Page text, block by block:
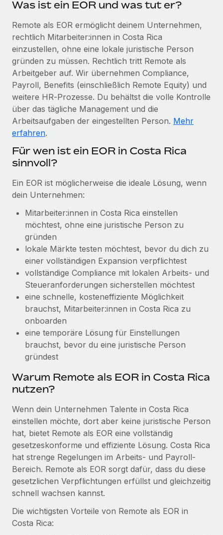
Background-Checks
Compliance Watchtower
Lückenlose Compliance
Geräteverwaltung
Globale Bereitstellung und Verfolgung von IT-
Geräten
Gründung von Niederlassungen
Schnelle, rechtssichere Gründung von
Mobilität und Relocation
Benefits
Mühelose Verwaltung von Benefits
FALLSTUDIEN
So hat der KI-Vorreiter Weaviate sein Team mit
Remote um 120 % vergrößert
Weaviate auf einen Blick Weaviate entwickelt KI-basierte
Open-Source-Infrastrukturen. Das...
Mehr erfahren
Strategische Partnerschaft zwischen
Reverse Tech und Remote für Contractor
Management und Payroll
Reverse Tech auf einen Blick Das Gesundheits- und
Wellness-Startup Reverse Tech hat das globale...
Mehr erfahren
BLOG
Globale Payroll
EOR und PEO
Contractor Management
Den Blog erkunden
BLOG
Gusto und Zero und Contractor Management
Plus
Auch im neuen Jahr wollen wir bei Remote Unternehmen
aller Größen dabei unterstützen, die beste...
Mehr erfahren
Wie Phiture 55 Mitarbeiter:innen in 19 Ländern
mit Remote verwaltet
Phiture ist der unumstrittene Marktführer im Bereich der
Wachstumsberatung für mobile Apps. Das...
Was ist ein EOR und was tut er?
Remote als EOR ermöglicht deinem Unternehmen,
rechtlich Mitarbeiter:innen in Costa Rica
einzustellen, ohne eine lokale juristische Person
gründen zu müssen. Rechtlich tritt Remote als
Arbeitgeber auf. Wir übernehmen Compliance,
Payroll, Benefits (einschließlich Remote Equity) und
weitere HR‑Prozesse. Du behältst die volle Kontrolle
über das tägliche Management und die
Arbeitsaufgaben der eingestellten Person. Mehr
erfahren.
Für wen ist ein EOR in Costa Rica
sinnvoll?
Ein EOR ist möglicherweise die ideale Lösung, wenn
dein Unternehmen:
Mitarbeiter:innen in Costa Rica einstellen
möchtest, ohne eine juristische Person zu
gründen
lokale Märkte testen möchtest, bevor du dich zu
einer vollständigen Expansion verpflichtest
vollständige Compliance mit lokalen Arbeits- und
Steueranforderungen sicherstellen möchtest
eine schnelle, kosteneffiziente Möglichkeit
brauchst, Mitarbeiter:innen in Costa Rica zu
onboarden
eine temporäre Lösung für Einstellungen
brauchst, bevor du eine juristische Person
gründest
Warum Remote als EOR in Costa Rica
nutzen?
Wenn dein Unternehmen Talente in Costa Rica
einstellen möchte, dort aber keine juristische Person
hat, bietet Remote als EOR eine vollständig
gesetzeskonforme und effiziente Lösung. Costa Rica
hat strenge Regelungen im Arbeits- und Payroll-
Bereich. Remote als EOR sorgt dafür, dass du diese
gesetzlichen Verpflichtungen erfüllst und gleichzeitig
schnell wachsen kannst.
Die wichtigsten Vorteile von Remote als EOR in
Costa Rica: